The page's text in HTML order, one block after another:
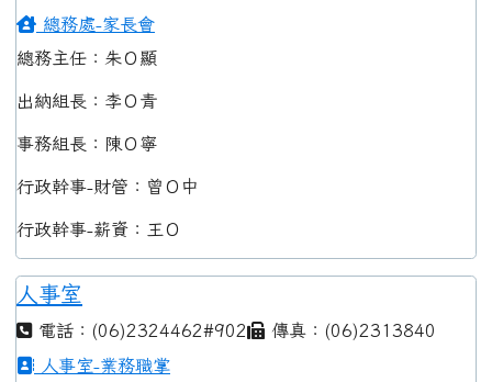
總務處-家長會
總務主任：朱Ｏ顯
出納組長：李Ｏ青
事務組長：陳Ｏ寧
行政幹事-財管：曾Ｏ中
行政幹事-薪資：王Ｏ
人事室
電話：(06)2324462#902
傳真：(06)2313840
人事室-業務職掌